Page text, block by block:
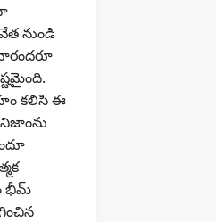
నుండి
కలిసి ఈ
నిజాంను
భీమ్